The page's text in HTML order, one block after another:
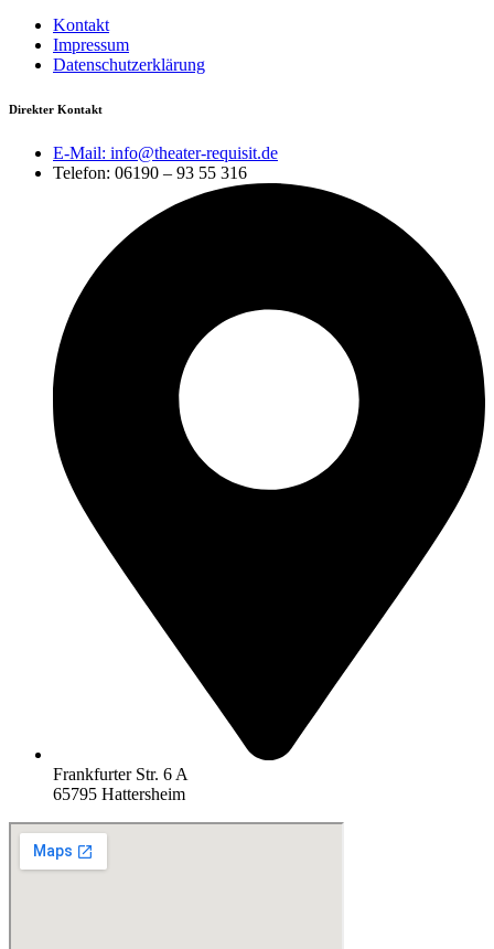
Kontakt
Impressum
Datenschutzerklärung
Direkter Kontakt
E-Mail: info@theater-requisit.de
Telefon: 06190 – 93 55 316
Frankfurter Str. 6 A
65795 Hattersheim